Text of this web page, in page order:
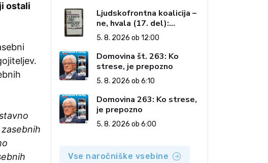
ostali
Ljudskofrontna koalicija –
ne, hvala (17. del):
Priprave na sestop z
oblasti – dvorska
opozicija 6: Gramsci na
delu: Revija 2000 in
revolucionarna izvotlitev
krščanstva
5. 8. 2026 ob 12:00
Domovina št. 263: Ko
strese, je prepozno
5. 8. 2026 ob 6:10
Domovina 263: Ko strese,
je prepozno
5. 8. 2026 ob 6:00
Vse naročniške vsebine